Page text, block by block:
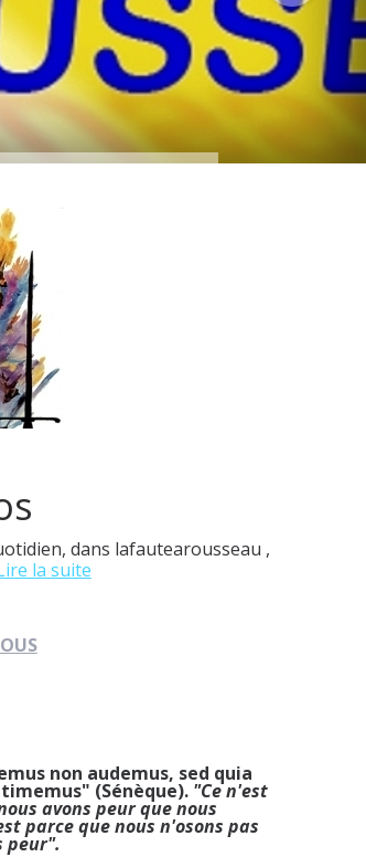
dans lafautearousseau ,
la suite
non audemus, sed quia
(Sénèque). "Ce n'est
avons peur que nous
parce que nous n'osons pas
peur".